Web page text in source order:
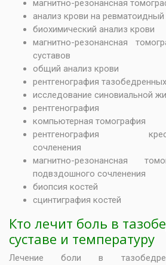
магнитно-резонансная
анализ крови на
биохимический анализ крови
магнитно-резонансная
суставов
общий анализ крови
рентгенография
исследование синовиальной
рентгенография
компьютерная томография
рентгенография
сочленения
магнитно-резонансная
подвздошного сочленения
биопсия костей
сцинтиграфия костей
Кто лечит боль в
суставе и температуру
Лечение боли в